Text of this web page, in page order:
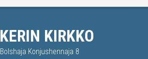
KIRKKO
Bolshaja Konjushennaja 8